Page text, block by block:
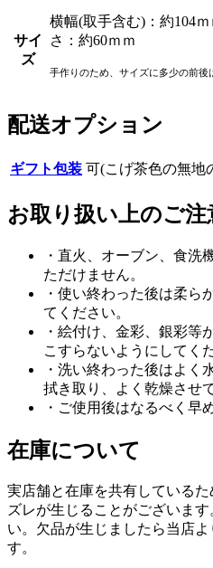
サイ
ズ
横幅(取手含む)：約104
さ：約60ｍｍ
手作りのため、サイズに多少の前後
配送オプション
ギフト包装 可(こげ茶色の無地
お取り扱い上のご注
・直火、オーブン、食洗
ただけません。
・使い終わった後は柔ら
てください。
・絵付け、金彩、銀彩等
こすらないようにしてく
・洗い終わった後はよく
拭き取り、よく乾燥させ
・ご使用後はなるべく早
在庫について
実店舗と在庫を共有している
ズレが生じることがございま
い。欠品が生じましたら当店
す。